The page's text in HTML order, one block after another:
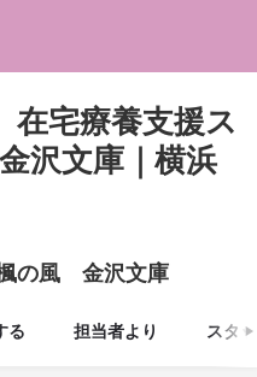
在宅療養支援ス
沢文庫｜横浜
の風 金沢文庫
る 担当者より スタ